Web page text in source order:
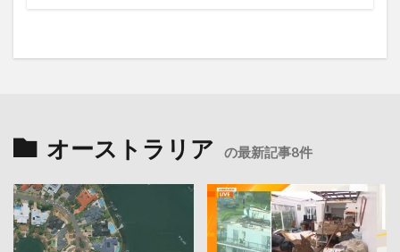
オーストラリア の最新記事8件